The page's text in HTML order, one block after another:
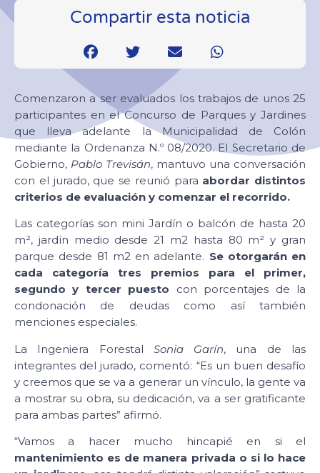
Compartir esta noticia
Comenzaron a ser evaluados los trabajos de unos 25
participantes en el Concurso de Parques y Jardines
que lleva adelante la Municipalidad de Colón
mediante la Ordenanza N.º 08/2020. El Secretario de
Gobierno, Pablo Trevisán, mantuvo una conversación
con el jurado, que se reunió para abordar distintos
criterios de evaluación y comenzar el recorrido.
Las categorías son mini Jardín o balcón de hasta 20
m², jardín medio desde 21 m2 hasta 80 m² y gran
parque desde 81 m2 en adelante. Se otorgarán en
cada categoría tres premios para el primer,
segundo y tercer puesto con porcentajes de la
condonación de deudas como así también
menciones especiales.
La Ingeniera Forestal Sonia Garín, una de las
integrantes del jurado, comentó: “Es un buen desafío
y creemos que se va a generar un vínculo, la gente va
a mostrar su obra, su dedicación, va a ser gratificante
para ambas partes” afirmó.
“Vamos a hacer mucho hincapié en si el
mantenimiento es de manera privada o si lo hace